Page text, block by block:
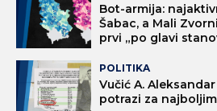
Bot-armija:
Šabac, a Mali
prvi „po glavi
POLITIKA
Vučić A.
potrazi za